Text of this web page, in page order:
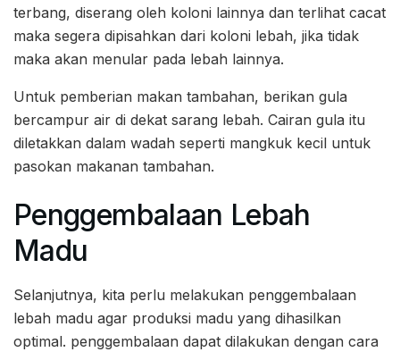
terbang, diserang oleh koloni lainnya dan terlihat cacat
maka segera dipisahkan dari koloni lebah, jika tidak
maka akan menular pada lebah lainnya.
Untuk pemberian makan tambahan, berikan gula
bercampur air di dekat sarang lebah. Cairan gula itu
diletakkan dalam wadah seperti mangkuk kecil untuk
pasokan makanan tambahan.
Penggembalaan Lebah
Madu
Selanjutnya, kita perlu melakukan penggembalaan
lebah madu agar produksi madu yang dihasilkan
optimal. penggembalaan dapat dilakukan dengan cara